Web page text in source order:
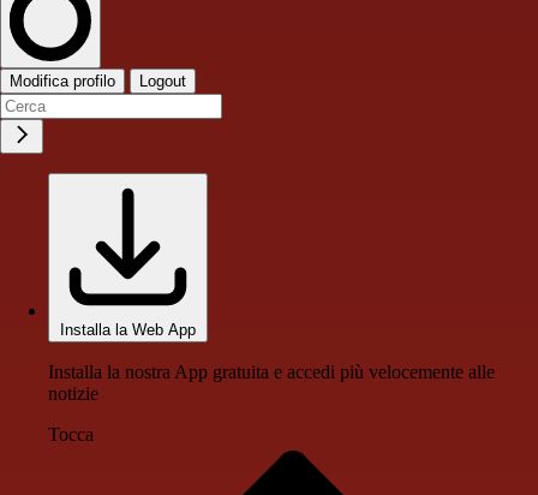
Modifica profilo Logout
Installa la Web App
Installa la nostra App gratuita e accedi più velocemente alle
notizie
Tocca